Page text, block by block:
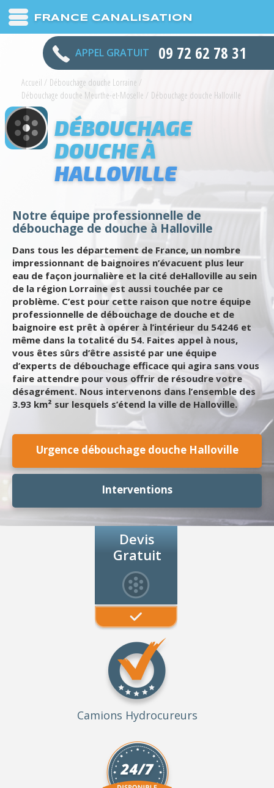
FRANCE CANALISATION
APPEL GRATUIT 09 72 62 78 31
Accueil / Débouchage douche Lorraine /
Débouchage douche Meurthe-et-Moselle / Débouchage douche Halloville
DÉBOUCHAGE
DOUCHE À
HALLOVILLE
Notre équipe professionnelle de
débouchage de douche à Halloville
Dans tous les département de France, un nombre
impressionnant de baignoires n’évacuent plus leur
eau de façon journalière et la cité deHalloville au sein
de la région Lorraine est aussi touchée par ce
problème. C’est pour cette raison que notre équipe
professionnelle de débouchage de douche et de
baignoire est prêt à opérer à l’intérieur du 54246 et
même dans la totalité du 54. Faites appel à nous,
vous êtes sûrs d’être assisté par une équipe
d’experts de débouchage efficace qui agira sans vous
faire attendre pour vous offrir de résoudre votre
désagrément. Nous intervenons dans l’ensemble des
3.93 km² sur lesquels s’étend la ville de Halloville.
Urgence débouchage douche Halloville
Interventions
Devis
Gratuit
Camions Hydrocureurs